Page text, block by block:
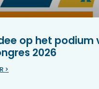
op het podium
2026
>